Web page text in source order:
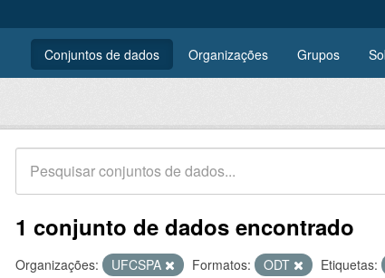
Conjuntos de dados Organizações Grupos
1 conjunto de dados encontrado
Organizações: UFCSPA Formatos: ODT Etiquetas: